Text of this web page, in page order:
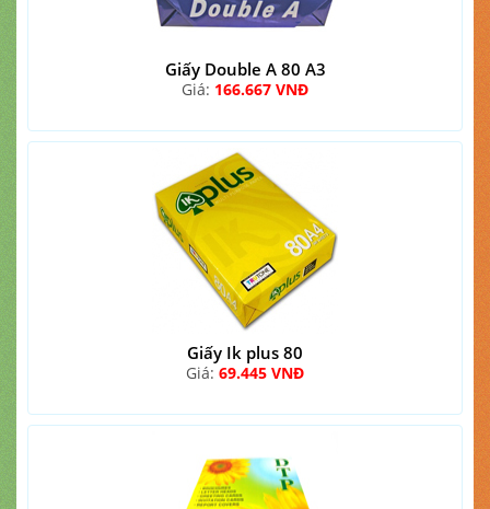
Giấy Double A 80 A3
Giá: 166.667 VNĐ
Giấy Ik plus 80
Giá: 69.445 VNĐ